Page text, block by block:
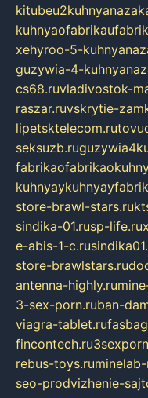
xehyroo-5-
guzywia-4-
cs68.ruvladivostok-
raszar.ruvskrytie-
lipetsktelecom.ru
seksuzb.ru
store-brawl-stars.ru
sindika-01.rusp-life.ru
e-abis-1-c.ru
store-brawlstars.ru
antenna-highly.ru
3-sex-porn.ruban-
viagra-tablet.ru
fincontech.ru
rebus-toys.ru
seo-prodvizhenie-